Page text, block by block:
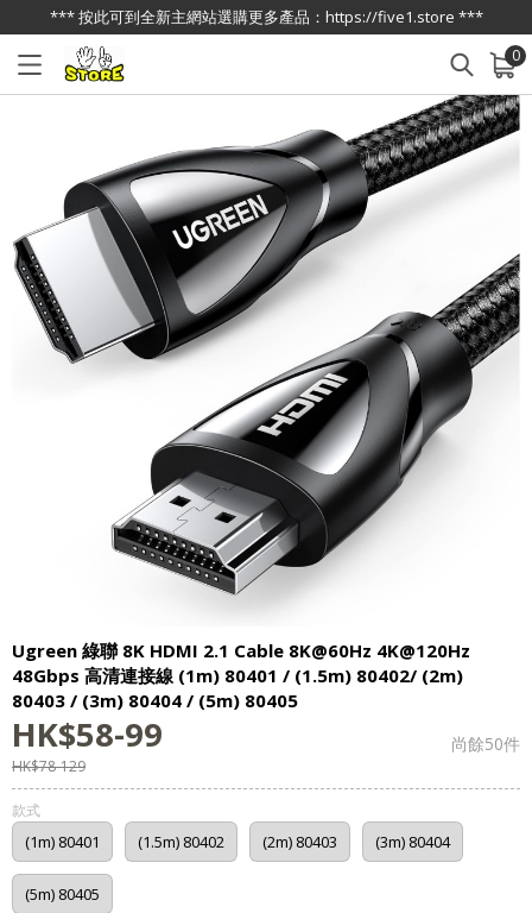
*** 按此可到全新主網站選購更多產品：https://five1.store ***
0
已加入購物車 查看
Ugreen 綠聯 8K HDMI 2.1 Cable 8K@60Hz 4K@120Hz
48Gbps 高清連接線 (1m) 80401 / (1.5m) 80402/ (2m)
80403 / (3m) 80404 / (5m) 80405
HK$58-99 尚餘50件
HK$78-129
款式
(1m) 80401 (1.5m) 80402 (2m) 80403 (3m) 80404
(5m) 80405